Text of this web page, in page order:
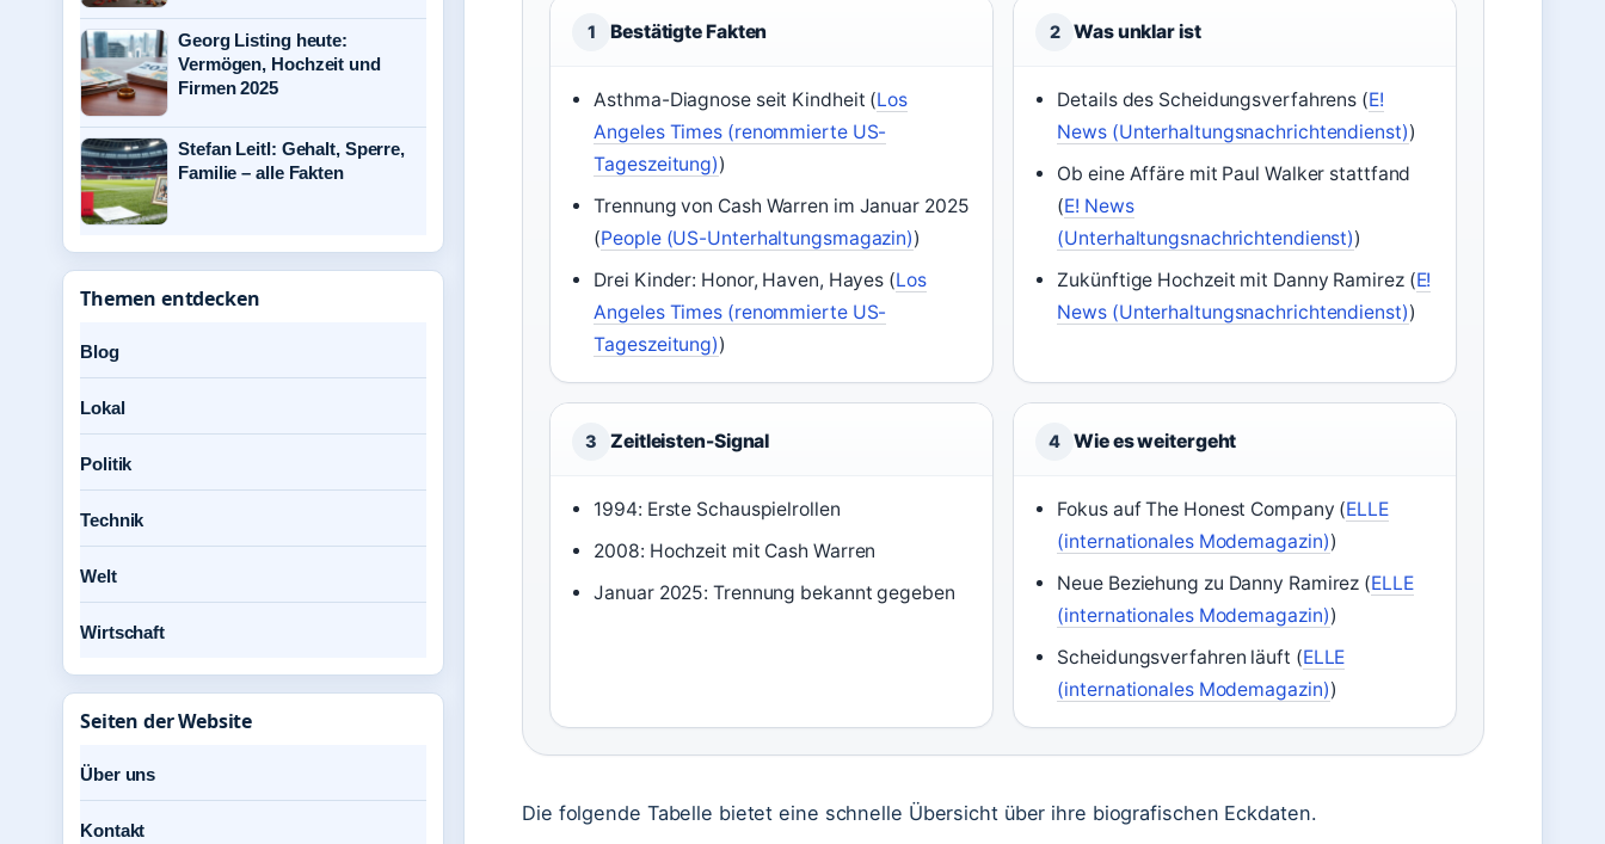
1 Bestätigte Fakten
Asthma-Diagnose seit Kindheit (Los
Angeles Times (renommierte US-
Tageszeitung))
Trennung von Cash Warren im Januar 2025
(People (US-Unterhaltungsmagazin))
Drei Kinder: Honor, Haven, Hayes (Los
Angeles Times (renommierte US-
Tageszeitung))
2 Was unklar ist
Details des Scheidungsverfahrens (E!
News (Unterhaltungsnachrichtendienst))
Ob eine Affäre mit Paul Walker stattfand
(E! News
(Unterhaltungsnachrichtendienst))
Zukünftige Hochzeit mit Danny Ramirez (E!
News (Unterhaltungsnachrichtendienst))
3 Zeitleisten-Signal
1994: Erste Schauspielrollen
2008: Hochzeit mit Cash Warren
Januar 2025: Trennung bekannt gegeben
4 Wie es weitergeht
Fokus auf The Honest Company (ELLE
(internationales Modemagazin))
Neue Beziehung zu Danny Ramirez (ELLE
(internationales Modemagazin))
Scheidungsverfahren läuft (ELLE
(internationales Modemagazin))
Die folgende Tabelle bietet eine schnelle Übersicht über ihre biografischen Eckdaten.
Georg Listing heute:
Vermögen, Hochzeit und
Firmen 2025
Stefan Leitl: Gehalt, Sperre,
Familie – alle Fakten
Themen entdecken
Blog
Lokal
Politik
Technik
Welt
Wirtschaft
Seiten der Website
Über uns
Kontakt